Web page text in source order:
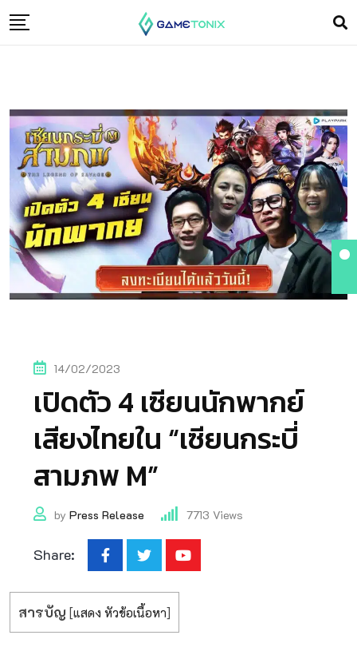
14/02/2023
เปิดตัว 4 เซียนนักพากย์
เสียงไทยใน “เซียนกระบี่
สามภพ M”
by Press Release 7713 Views
Share:
สารบัญ [แสดง หัวข้อเนื้อหา]